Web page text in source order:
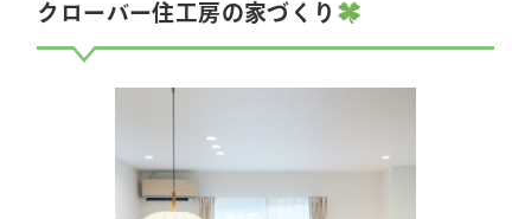
クローバー住工房の家づくり